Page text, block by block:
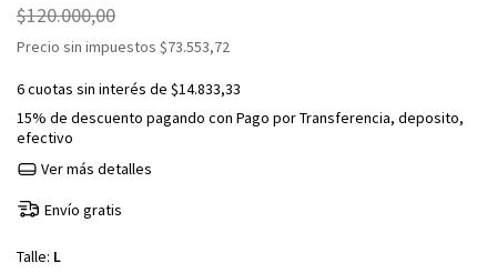
$120.000,00
Precio sin impuestos $73.553,72
6cuotas sin interés de $14.833,33
15% de descuento pagando con Pago por Transferencia, deposito,
efectivo
Ver más detalles
Envío gratis
Talle: L